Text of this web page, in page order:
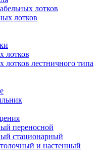
лотков
лотков
лотков
лотков лестничного типа
переносной
стационарный
и настенный